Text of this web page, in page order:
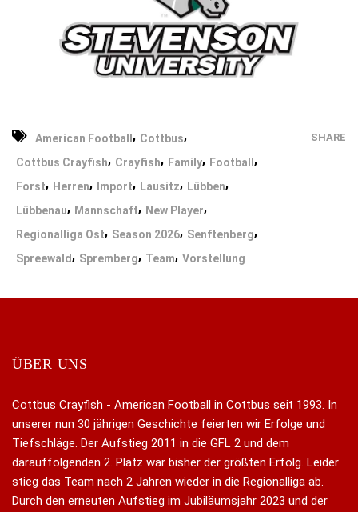
American Football , Cottbus,
Cottbus Crayfish, Crayfish, Family, Football ,
Forst, Herren, Import, Lausitz, Lübben,
Lübbenau, Mannschaft, New Player,
Regionalliga Ost, Season 2026, Senftenberg,
Spreewald , Spremberg, Team, Vorstellung
SHARE
ÜBER UNS
Cottbus Crayfish - American Football in Cottbus seit 1993. In
unserer nun 30 jährigen Geschichte feierten wir Erfolge und
Tiefschläge. Der Aufstieg 2011 in die GFL 2 und dem
darauffolgenden 2. Platz war bisher der größten Erfolg. Leider
stieg das Team nach 2 Jahren wieder in die Regionalliga ab.
Durch den erneuten Aufstieg im Jubiläumsjahr 2023 und der